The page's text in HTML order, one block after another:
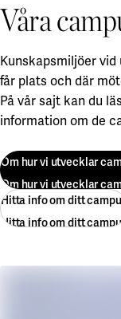
Våra
Kunskapsmiljöer
får plats och där
På vår sajt kan du
information om de
Om hur vi utvecklar
Om hur vi utvecklar
Hitta info om ditt
Hitta info om ditt